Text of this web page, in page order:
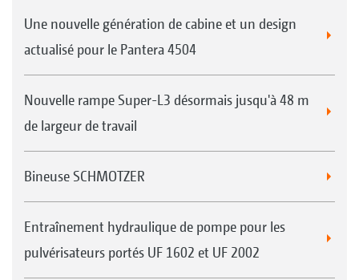
Une nouvelle génération de cabine et un design
actualisé pour le Pantera 4504
Nouvelle rampe Super-L3 désormais jusqu'à 48 m
de largeur de travail
Bineuse SCHMOTZER
Entraînement hydraulique de pompe pour les
pulvérisateurs portés UF 1602 et UF 2002